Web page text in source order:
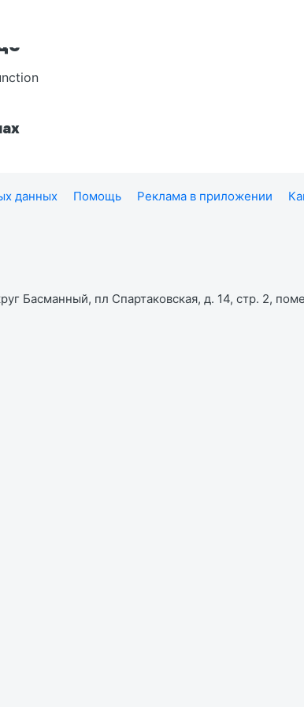
данных Помощь Реклама в приложении
Басманный, пл Спартаковская, д. 14, стр. 2,